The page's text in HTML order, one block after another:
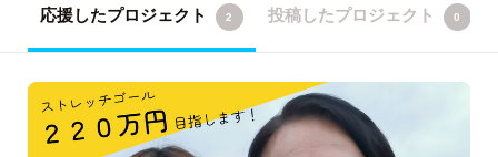
応援したプロジェクト 2 投稿したプロジェクト 0